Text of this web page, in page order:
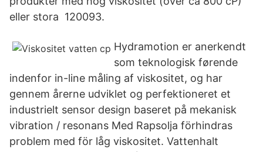
eller stora 120093.
Hydramotion er anerkendt
som teknologisk førende
indenfor in-line måling af viskositet, og har
gennem årerne udviklet og perfektioneret et
industrielt sensor design baseret på mekanisk
vibration / resonans Med Rapsolja förhindras
problem med för låg viskositet. Vattenhalt